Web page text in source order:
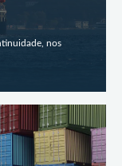
nos